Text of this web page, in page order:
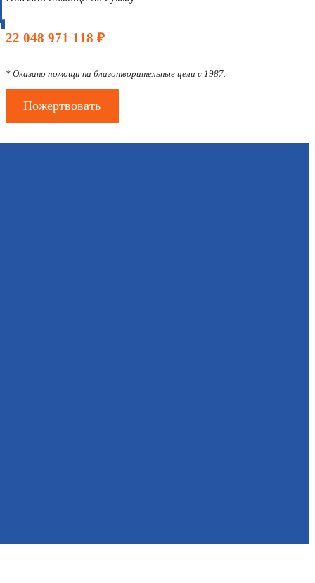
22 048 971 118 ₽
* Оказано помощи на благотворительные цели с 1987.
Пожертвовать